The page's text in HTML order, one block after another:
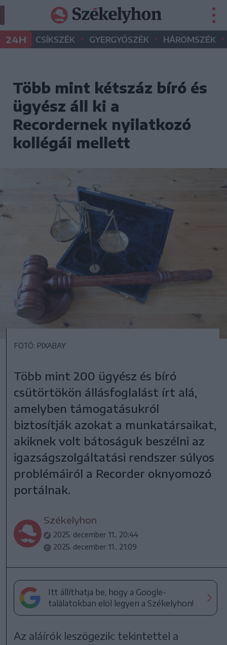
24H CSÍKSZÉK • GYERGYÓSZÉK • HÁROMSZÉK •
Több mint kétszáz bíró és
ügyész áll ki a
Recordernek nyilatkozó
kollégái mellett
FOTÓ: PIXABAY
Több mint 200 ügyész és bíró
csütörtökön állásfoglalást írt alá,
amelyben támogatásukról
biztosítják azokat a munkatársaikat,
akiknek volt bátoságuk beszélni az
igazságszolgáltatási rendszer súlyos
problémáiról a Recorder oknyomozó
portálnak.
Székelyhon
2025. december 11., 20:44
2025. december 11., 21:09
Itt állíthatja be, hogy a Google-
találatokban elöl legyen a Székelyhon!
Az aláírók leszögezik: tekintettel a